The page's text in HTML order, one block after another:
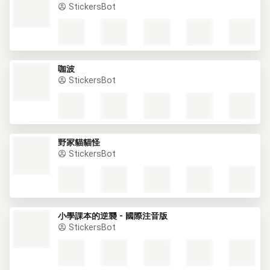
StickersBot
咖波
StickersBot
野家貓貓怪
StickersBot
小學課本的逆襲 - 國際注音版
StickersBot